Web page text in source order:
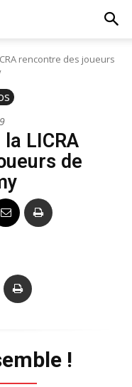
rencontre des joueurs
LICRA
de
!